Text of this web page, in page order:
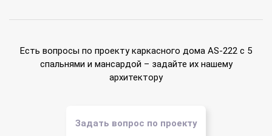
Есть вопросы по проекту каркасного дома AS-222 с 5
спальнями и мансардой – задайте их нашему
архитектору
Задать вопрос по проекту